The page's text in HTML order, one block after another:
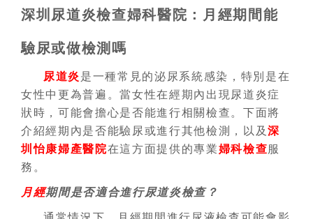
深圳尿道炎檢查婦科醫院：月經期間能
驗尿或做檢測嗎
尿道炎是一種常見的泌尿系統感染，特別是在
女性中更為普遍。當女性在經期內出現尿道炎症
狀時，可能會擔心是否能進行相關檢查。下面將
介紹經期內是否能驗尿或進行其他檢測，以及深
圳怡康婦產醫院在這方面提供的專業婦科檢查服
務。
月經期間是否適合進行尿道炎檢查？